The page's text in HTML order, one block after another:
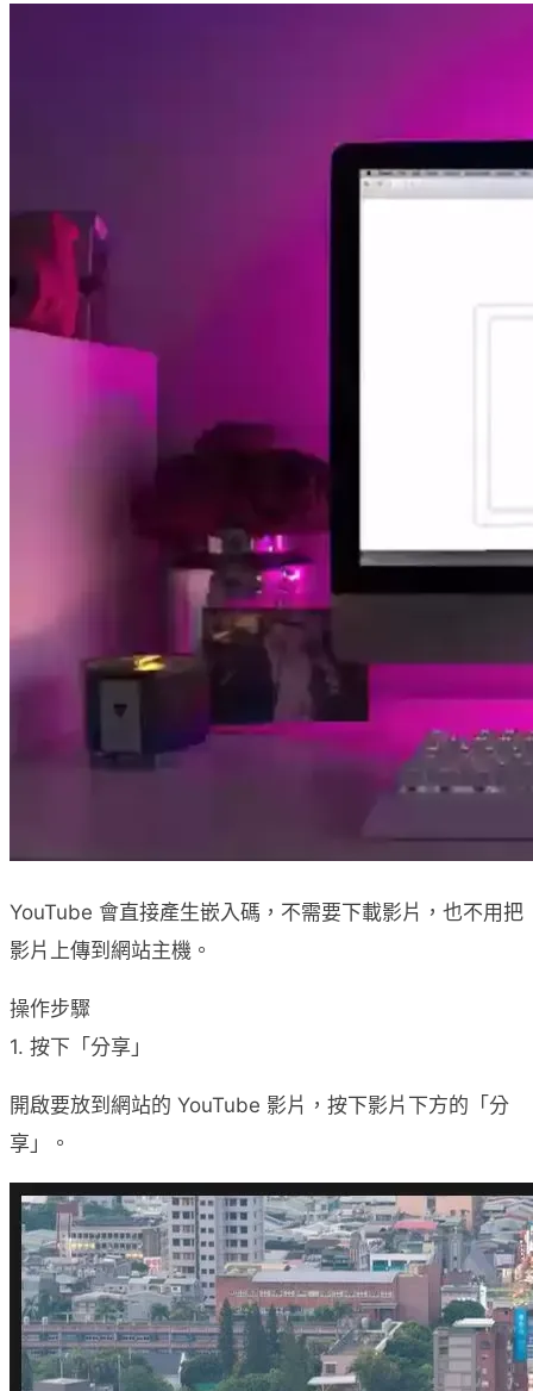
YouTube 會直接產生嵌入碼，不需要下載影片，也不用把
影片上傳到網站主機。
操作步驟
1. 按下「分享」
開啟要放到網站的 YouTube 影片，按下影片下方的「分
享」。